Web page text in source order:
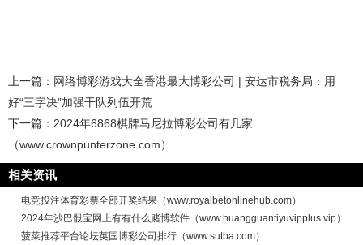
上一篇： 网络博彩游戏大全香港最大博彩公司 | 安达市税务局：用
好“三字决”加强干队列伍开荒
下一篇： 2024年6868棋牌马尼拉博彩公司有几家
（www.crownpunterzone.com）
相关资讯
电竞投注体育彩票全部开奖结果（www.royalbetonlinehub.com）
2024年沙巴骰宝网上有有什么赌博软件（www.huangguantiyuvipplus.vip）
菠菜推荐平台论坛英国博彩公司排行（www.sutba.com）